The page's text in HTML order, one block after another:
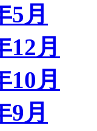
5月
12月
10月
9月